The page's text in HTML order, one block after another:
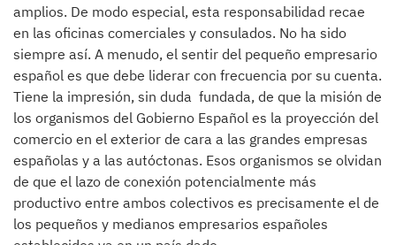
amplios. De modo especial, esta responsabilidad recae
en las oficinas comerciales y consulados. No ha sido
siempre así. A menudo, el sentir del pequeño empresario
español es que debe liderar con frecuencia por su cuenta.
Tiene la impresión, sin duda fundada, de que la misión de
los organismos del Gobierno Español es la proyección del
comercio en el exterior de cara a las grandes empresas
españolas y a las autóctonas. Esos organismos se olvidan
de que el lazo de conexión potencialmente más
productivo entre ambos colectivos es precisamente el de
los pequeños y medianos empresarios españoles